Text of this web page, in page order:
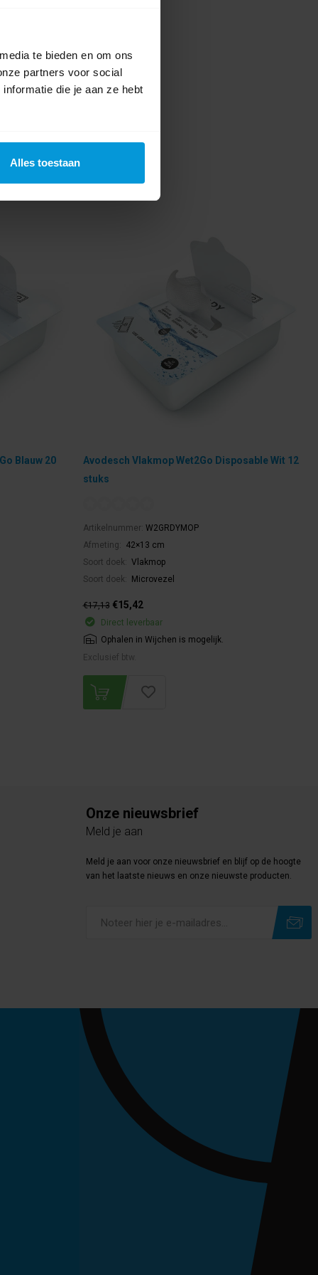
te bieden en om ons
partners voor social
die je aan ze hebt
Alles toestaan
Blauw 20
Avodesch Vlakmop Wet2Go Disposable Wit 12
stuks
Artikelnummer: W2GRDYMOP
Afmeting:
42×13 cm
Soort doek:
Vlakmop
Soort doek:
Microvezel
€17,13 €15,42
Direct leverbaar
Ophalen in Wijchen is mogelijk.
Exclusief btw.
Onze nieuwsbrief
Meld je aan
Meld je aan voor onze nieuwsbrief en blijf op de hoogte
van het laatste nieuws en onze nieuwste producten.